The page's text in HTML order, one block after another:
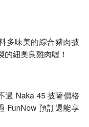
多味美的綜合豬肉披
紐奧良雞肉喔！
過 Naka 45 披薩價格
FunNow 預訂還能享